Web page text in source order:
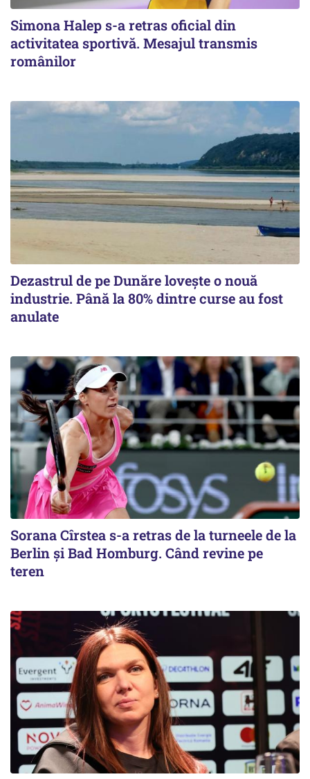
Simona Halep s-a retras oficial din
activitatea sportivă. Mesajul transmis
românilor
Dezastrul de pe Dunăre lovește o nouă
industrie. Până la 80% dintre curse au fost
anulate
Sorana Cîrstea s-a retras de la turneele de la
Berlin și Bad Homburg. Când revine pe
teren